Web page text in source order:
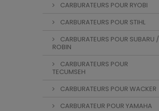
CARBURATEURS POUR RYOBI
CARBURATEURS POUR STIHL
CARBURATEURS POUR SUBARU /
ROBIN
CARBURATEURS POUR
TECUMSEH
CARBURATEURS POUR WACKER
CARBURATEUR POUR YAMAHA